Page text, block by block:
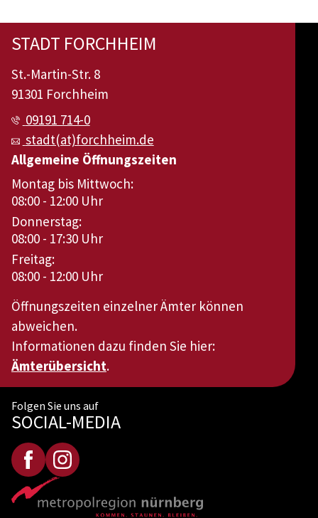
STADT FORCHHEIM
St.-Martin-Str. 8
91301 Forchheim
09191 714-0
stadt(at)forchheim.de
Allgemeine Öffnungszeiten
Montag bis Mittwoch:
08:00 - 12:00 Uhr
Donnerstag:
08:00 - 17:30 Uhr
Freitag:
08:00 - 12:00 Uhr
Öffnungszeiten einzelner Ämter können
abweichen.
Informationen dazu finden Sie hier:
Ämterübersicht.
Folgen Sie uns auf
SOCIAL-MEDIA